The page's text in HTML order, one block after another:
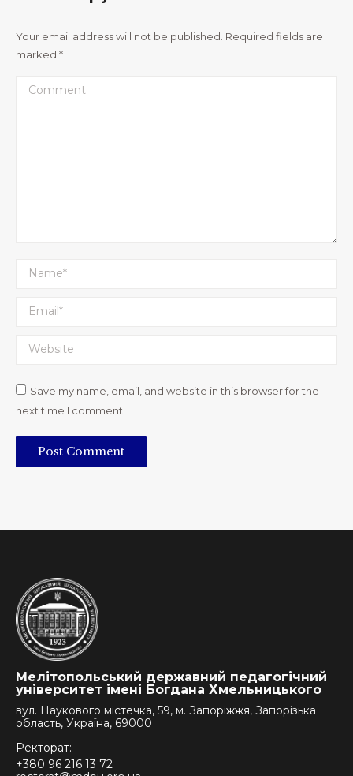
Your email address will not be published. Required fields are
marked *
Comment
Name *
Email *
Website
Save my name, email, and website in this browser for the
next time I comment.
Post Comment
Мелітопольський державний педагогічний
університет імені Богдана Хмельницького
вул. Наукового містечка, 59, м. Запоріжжя, Запорізька
область, Україна, 69000
Ректорат:
+380 96 216 13 72